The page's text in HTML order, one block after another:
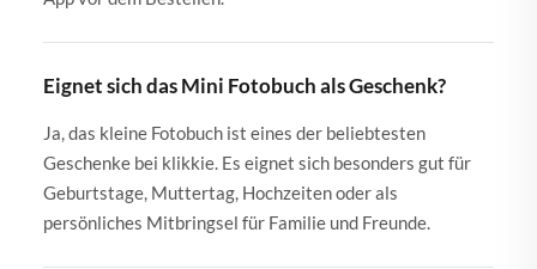
Eignet sich das Mini Fotobuch als Geschenk?
Ja, das kleine Fotobuch ist eines der beliebtesten
Geschenke bei klikkie. Es eignet sich besonders gut für
Geburtstage, Muttertag, Hochzeiten oder als
persönliches Mitbringsel für Familie und Freunde.